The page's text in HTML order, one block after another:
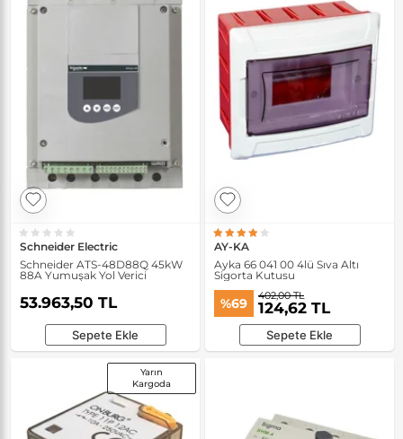
Schneider Electric
Schneider ATS-48D88Q 45kW
88A Yumuşak Yol Verici
53.963,50 TL
Sepete Ekle
AY-KA
Ayka 66 041 00 4lü Sıva Altı
Sigorta Kutusu
%69 402,00 TL
124,62 TL
Sepete Ekle
Yarın
Kargoda